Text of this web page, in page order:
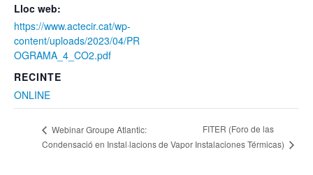
Lloc web:
https://www.actecir.cat/wp-
content/uploads/2023/04/PR
OGRAMA_4_CO2.pdf
RECINTE
ONLINE
Webinar Groupe Atlantic:
Condensació en Instal·lacions de Vapor
FITER (Foro de las
Instalaciones Térmicas)